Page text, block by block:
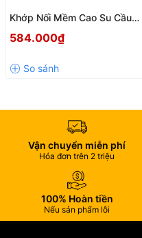
Khớp Nối Mềm Cao Su Cầu
Chống Rung Hiệu Quả Cho
584.000₫
Vận chuyển miễn phí
Hóa đơn trên 2 triệu
100% Hoàn tiền
Nếu sản phẩm lỗi